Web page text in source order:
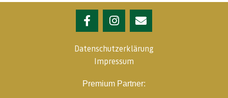
Datenschutzerklärung
Impressum
Premium Partner: